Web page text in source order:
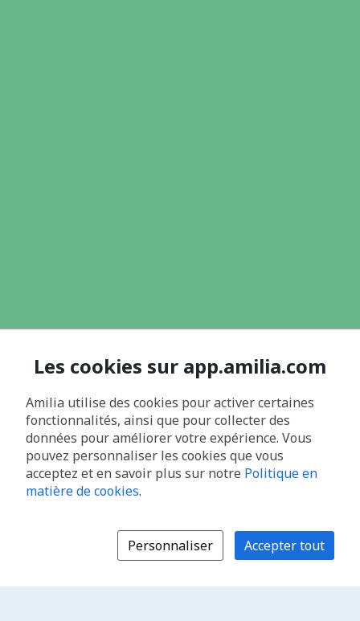
Les cookies sur app.amilia.com
Amilia utilise des cookies pour activer certaines
fonctionnalités, ainsi que pour collecter des
données pour améliorer votre expérience. Vous
pouvez personnaliser les cookies que vous
acceptez et en savoir plus sur notre Politique en
matière de cookies.
Personnaliser Accepter tout